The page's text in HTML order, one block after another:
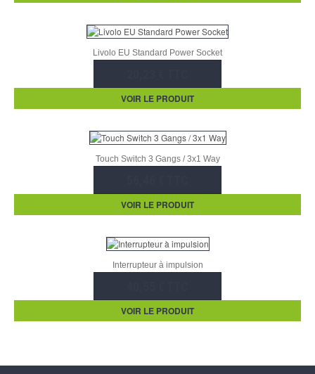
Livolo EU Standard Power Socket
VOIR LE PRODUIT
Touch Switch 3 Gangs / 3x1 Way
VOIR LE PRODUIT
Interrupteur à impulsion
VOIR LE PRODUIT